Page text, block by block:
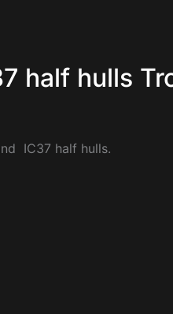
half hulls
IC37 half hulls.